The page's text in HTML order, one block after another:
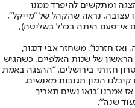
ומתקשים להיפרד ממנו
עצובה, נראה שהקהל של "מייקל",
אי־פעם היתה בכלל בשליטה),
ואז חזרנו", משחזר אבי דנגור,
של שנות האלפיים, כשהגיש
חזותי בירושלים. "ההצגה באמת
המון תגובות מאנשים.
אמרנו 'בואו נשים תאריך
שנה'".